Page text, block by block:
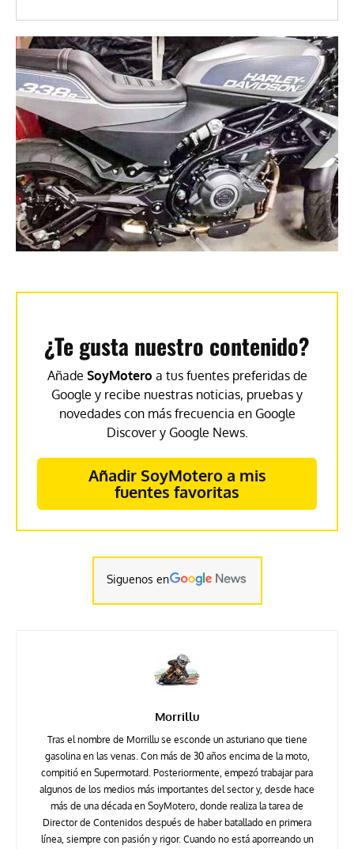
¿Te gusta nuestro contenido?
Añade SoyMotero a tus fuentes preferidas de
Google y recibe nuestras noticias, pruebas y
novedades con más frecuencia en Google
Discover y Google News.
Añadir SoyMotero a mis
fuentes favoritas
Siguenos en
Morrillu
Tras el nombre de Morrillu se esconde un asturiano que tiene
gasolina en las venas. Con más de 30 años encima de la moto,
compitió en Supermotard. Posteriormente, empezó trabajar para
algunos de los medios más importantes del sector y, desde hace
más de una década en SoyMotero, donde realiza la tarea de
Director de Contenidos después de haber batallado en primera
línea, siempre con pasión y rigor. Cuando no está aporreando un